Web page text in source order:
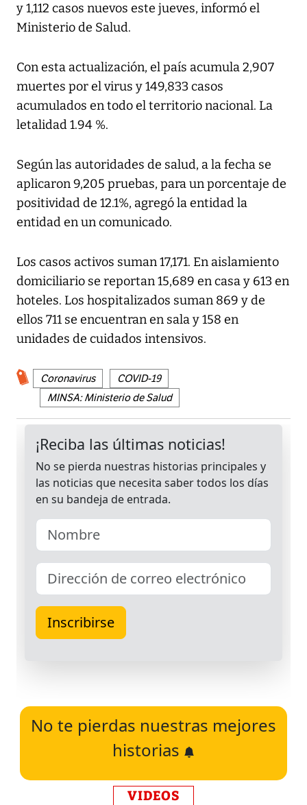
y 1,112 casos nuevos este jueves, informó el
Ministerio de Salud.
Con esta actualización, el país acumula 2,907
muertes por el virus y 149,833 casos
acumulados en todo el territorio nacional. La
letalidad 1.94 %.
Según las autoridades de salud, a la fecha se
aplicaron 9,205 pruebas, para un porcentaje de
positividad de 12.1%, agregó la entidad la
entidad en un comunicado.
Los casos activos suman 17,171. En aislamiento
domiciliario se reportan 15,689 en casa y 613 en
hoteles. Los hospitalizados suman 869 y de
ellos 711 se encuentran en sala y 158 en
unidades de cuidados intensivos.
Coronavirus
COVID-19
MINSA: Ministerio de Salud
No te pierdas nuestras mejores
historias
VIDEOS